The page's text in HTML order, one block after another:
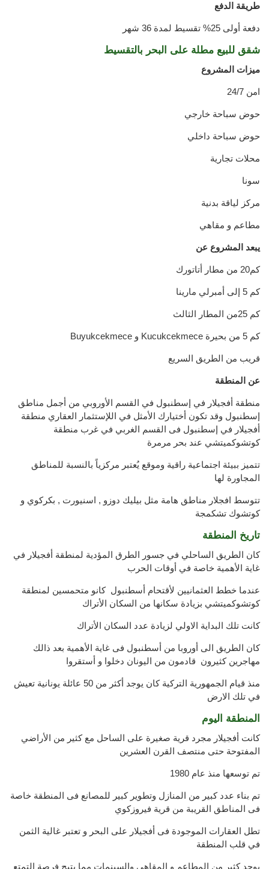
طريقة الدفع
دفعة أولى 25% تقسيط لمدة 36 شهر
شقق للبيع مطلة على البحر بالتقسيط
ميزات المشروع
24/7 امن
حوض سباحة خارجي
حوض سباحة داخلي
محلات تجارية
سونا
مركز لياقة بدنية
مطاعم و مقاهي
يبعد المشروع عن
كم20 من مطار أتاتورك
كم 5 إلى أمبرلي مارينا
كم 25من المطار الثالث
Kucukcekmece كم 5 من بحيرة
قريب من الطريق السريع
عن المنطقة
إسطنبول وقد تكون أختيارك الأمثل في اللإستثمار العقاري منطقة
أفجيلار في إسطنبول فى القسم الغربي في غرب منطقة
كوتشوكميتشي عند بحر مرمرة
تتميز ببيئة اجتماعية راقية وموقع يُعتبر مركزياً بالنسبة للمناطق
المجاورة لها
تتوسط افجلار مناطق هامة مثل بيليك دوزو , اسنيورت , بكركوي و
كوتشوك تشكمجة
تاريخ المنطقة
كان الطريق الساحلي في جسور الطرق المؤدية لمنطقة أفجيلار في
غاية الأهمية خاصة في أوقات الحرب
عندما خطط العثمانيين لأقتحام أسطنبول كانو متحمسين لمنطقة
كوتشوكميتشي بزيادة سكانها من السكان الأتراك
كانت تلك البداية الاولي لزيادة عدد السكان الأتراك
كان الطريق الى أوروبا من أسطنبول فى غاية الأهمية بعد ذالك
مهاجرين كثيرون قادمون من اليونان دخلوا و أستقروا
منذ قيام الجمهورية التركية كان يوجد أكثر من 50 عائلة يونانية تعيش
في تلك الارض
المنطقة اليوم
كانت أفجيلار مجرد قرية صغيرة على الساحل مع كثير من الأراضي
المفتوحة حتى منتصف القرن العشرين
تم توسعها منذ عام 1980
تم بناء عدد كبير من المنازل وتطوير كبير للمصانع فى المنطقة خاصة
فى المناطق القريبة من قرية فيروزكوي
تطل العقارات الموجودة فى أفجيلار على البحر و تعتبر غالية الثمن
في قلب المنطقة
يوجد كثير من المطاعم و المقاهي والسينمات مما يتيح فرصة التمتع